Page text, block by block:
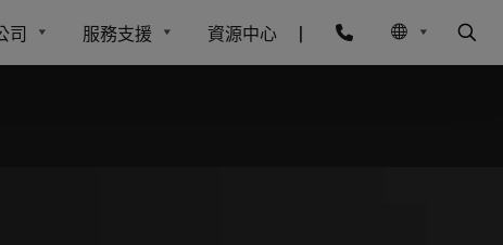
司 服務支援 資源中心 |